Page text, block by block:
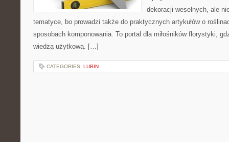
dekoracji weselnych, ale
tematyce, bo prowadzi także do praktycznych artykułów o
sposobach komponowania. To portal dla miłośników florystyki,
wiedzą użytkową. […]
CATEGORIES: LUBIN